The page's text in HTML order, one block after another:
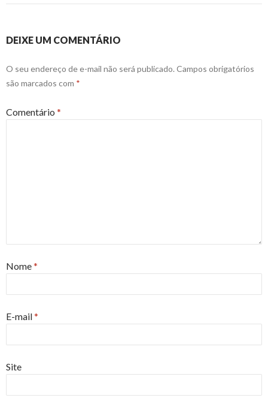
DEIXE UM COMENTÁRIO
O seu endereço de e-mail não será publicado. Campos obrigatórios
são marcados com *
Comentário *
Nome*
E-mail*
Site